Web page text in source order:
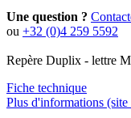
Une question ?
ou +32 (0)4 259 5592
Repère Duplix - lettre
Fiche technique
Plus d'informations